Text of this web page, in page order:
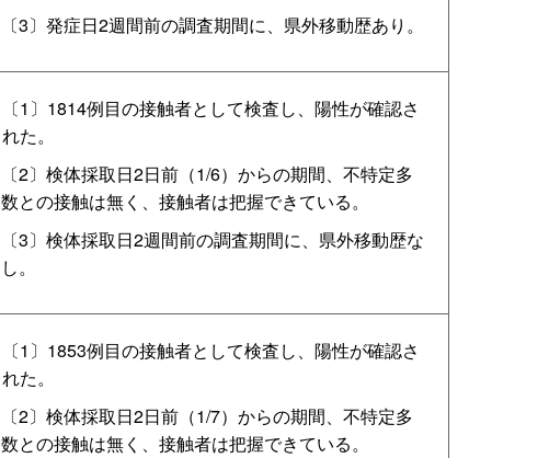
〔3〕発症日2週間前の調査期間に、県外移動歴あり。
〔1〕1814例目の接触者として検査し、陽性が確認さ
れた。
〔2〕検体採取日2日前（1/6）からの期間、不特定多
数との接触は無く、接触者は把握できている。
〔3〕検体採取日2週間前の調査期間に、県外移動歴な
し。
〔1〕1853例目の接触者として検査し、陽性が確認さ
れた。
〔2〕検体採取日2日前（1/7）からの期間、不特定多
数との接触は無く、接触者は把握できている。